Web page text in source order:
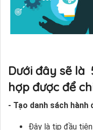
Dưới đây sẽ là
hợp được để
- Tạo danh sách hành
Đây là tip đầu